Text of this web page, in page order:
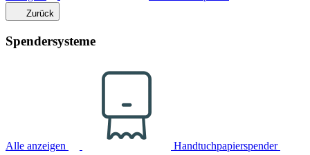
Zurück
Spendersysteme
Alle anzeigen Handtuchpapierspender